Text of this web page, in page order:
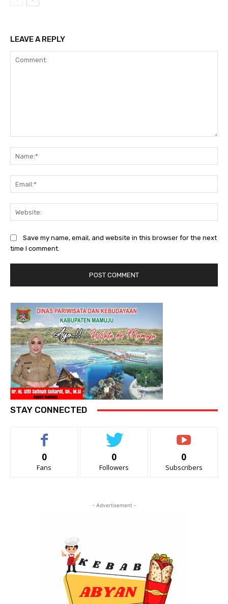
LEAVE A REPLY
Save my name, email, and website in this browser for the next
time I comment.
STAY CONNECTED
0
Fans
0
Followers
0
Subscribers
- Advertisement -